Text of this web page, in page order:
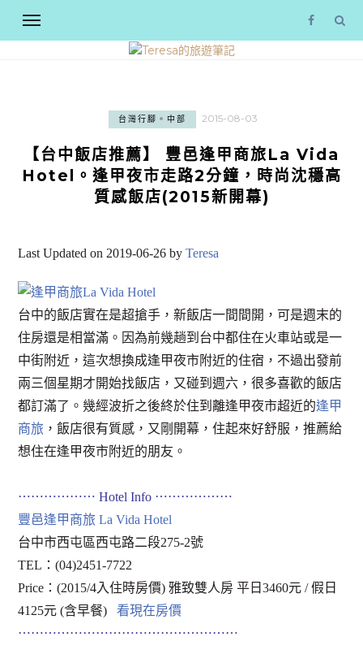
台灣行腳。中部 2015-08-03
【台中飯店推薦】 豐邑逢甲商旅La Vida
Hotel。逢甲夜市走路2分鐘，時尚沈穩高
質感飯店(2015新開幕)
Last Updated on 2019-06-26 byTeresa
台中的飯店實在是超搶手，新飯店一間間開，可是週末的
住房還是相當滿。因為前幾趟到台中都住在火車站或是一
中街附近，這次想換成逢甲夜市附近的住宿，不過出發前
兩三個星期才開始找飯店，又碰到週六，很多喜歡的飯店
都訂滿了。幾經波折之後終於住到離逢甲夜市超近的逢甲
商旅 ，飯店很有質感，又剛開幕，住起來好舒服，推薦給
想住在逢甲夜市附近的朋友。
⋯⋯⋯⋯⋯⋯ Hotel Info ⋯⋯⋯⋯⋯⋯
豐邑逢甲商旅 La Vida Hotel
台中市西屯區西屯路二段275-2號
TEL：(04)2451-7722
Price：(2015/4入住時房價) 雅致雙人房 平日3460元 / 假日
4125元 (含早餐)看現在房價
⋯⋯⋯⋯⋯⋯⋯⋯⋯⋯⋯⋯⋯⋯⋯⋯⋯